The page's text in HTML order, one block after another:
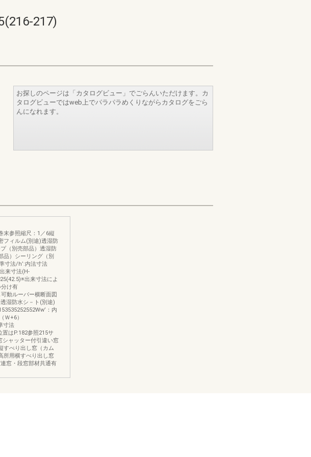
217)
お探しのページは「カタログビュー」でごらんいただけます。カ
タログビューではweb上でパラパラめくりながらカタログをごら
んになれます。
末参照縮尺：1／6縦
フィルム(別途)透湿防
（別売部品）透湿防
品）シーリング（別
寸法/h’:内法寸法
来寸法(H-
出来寸法によ
け有
動ルーバー横断面図
湿防水シ－ト(別途)
：内
Ｗ+6）
寸法
置はP.182参照215サ
シャッター付引違い窓
すべり出し窓（カム
所用横すべり出し窓
窓・段窓部材共通有